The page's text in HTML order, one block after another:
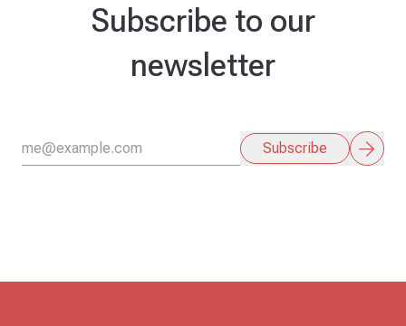
Subscribe to our
newsletter
Subscribe arrow_forward